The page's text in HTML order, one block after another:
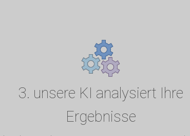
3. unsere KI analysiert Ihre
Ergebnisse